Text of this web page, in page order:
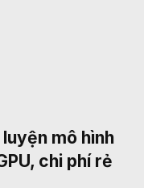
mô hình
chi phí rẻ